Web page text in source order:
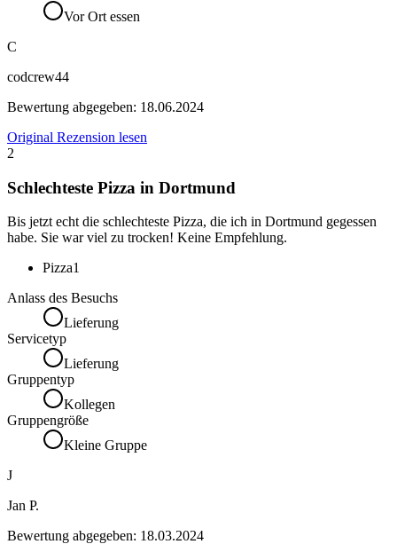
Vor Ort essen
C
codcrew44
Bewertung abgegeben: 18.06.2024
Original Rezension lesen
2
Schlechteste Pizza in Dortmund
Bis jetzt echt die schlechteste Pizza, die ich in Dortmund gegessen
habe. Sie war viel zu trocken! Keine Empfehlung.
Pizza1
Anlass des Besuchs
Lieferung
Servicetyp
Lieferung
Gruppentyp
Kollegen
Gruppengröße
Kleine Gruppe
J
Jan P.
Bewertung abgegeben: 18.03.2024